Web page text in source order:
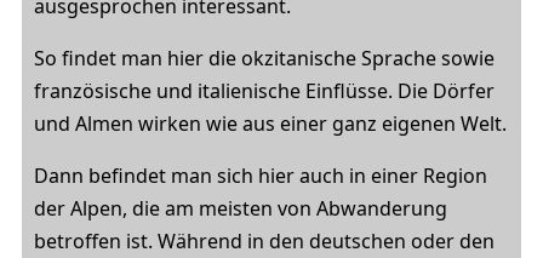
ausgesprochen interessant.
So findet man hier die okzitanische Sprache sowie
französische und italienische Einflüsse. Die Dörfer
und Almen wirken wie aus einer ganz eigenen Welt.
Dann befindet man sich hier auch in einer Region
der Alpen, die am meisten von Abwanderung
betroffen ist. Während in den deutschen oder den